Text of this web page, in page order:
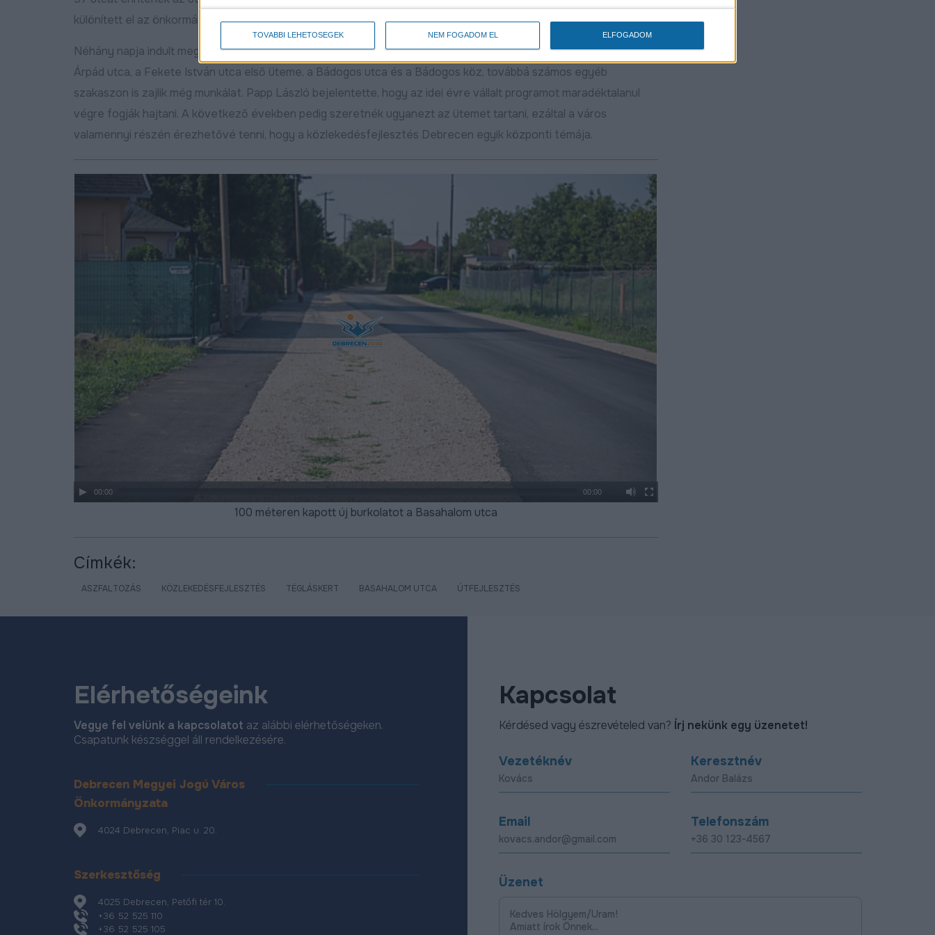
TOVÁBBI LEHETŐSÉGEK NEM FOGADOM EL ELFOGADOM
különített el az önkormányzat.
Néhány napja indult meg a Nagyerdei körút utolsó szakaszának felújítása, valamint a napokban elkészült a Tóth
Árpád utca, a Fekete István utca első üteme, a Bádogos utca és a Bádogos köz, továbbá számos egyéb
szakaszon is zajlik még munkálat. Papp László bejelentette, hogy az idei évre vállalt programot maradéktalanul
végre fogják hajtani. A következő években pedig szeretnék ugyanezt az ütemet tartani, ezáltal a város
valamennyi részén érezhetővé tenni, hogy a közlekedésfejlesztés Debrecen egyik központi témája.
00:00 00:00
100 méteren kapott új burkolatot a Basahalom utca
Címkék:
ASZFALTOZÁS KÖZLEKEDÉSFEJLESZTÉS TÉGLÁSKERT BASAHALOM UTCA ÚTFEJLESZTÉS
Elérhetőségeink
Vegye fel velünk a kapcsolatot az alábbi elérhetőségeken.
Csapatunk készséggel áll rendelkezésére.
Debrecen Megyei Jogú Város
Önkormányzata
4024 Debrecen, Piac u. 20.
Szerkesztőség
4025 Debrecen, Petőfi tér 10.
+36 52 525 110
+36 52 525 105
Kapcsolat
Kérdésed vagy észrevételed van? Írj nekünk egy üzenetet!
Vezetéknév Keresztnév
Email Telefonszám
Üzenet